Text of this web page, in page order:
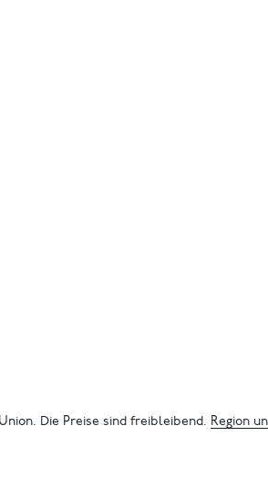
Die Preise sind freibleibend. Region